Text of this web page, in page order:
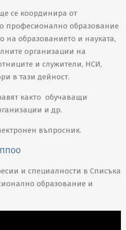
се координира от
професионално образование
на образованието и науката,
организации на
и служители, НСИ,
в тази дейност.
както обучаващи
и др.
въпросник.
и специалности в Списъка
образование и